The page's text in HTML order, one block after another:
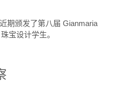
期颁发了第八届 Gianmaria
宝设计学生。